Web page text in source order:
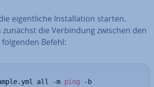
ei­gent­li­che In­stal­la­ti­on starten.
zunächst die Ver­bin­dung zwischen den
Befehl:
all -m ping -b